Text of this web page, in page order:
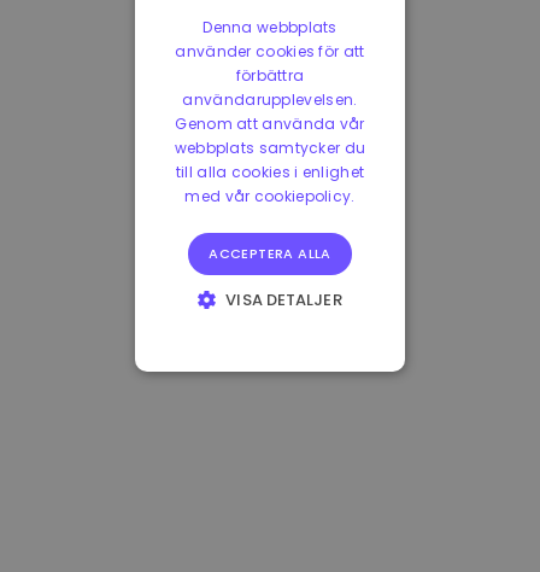
Denna webbplats
använder cookies för att
förbättra
användarupplevelsen.
Genom att använda vår
webbplats samtycker du
till alla cookies i enlighet
med vår cookiepolicy.
ACCEPTERA ALLA
VISA DETALJER